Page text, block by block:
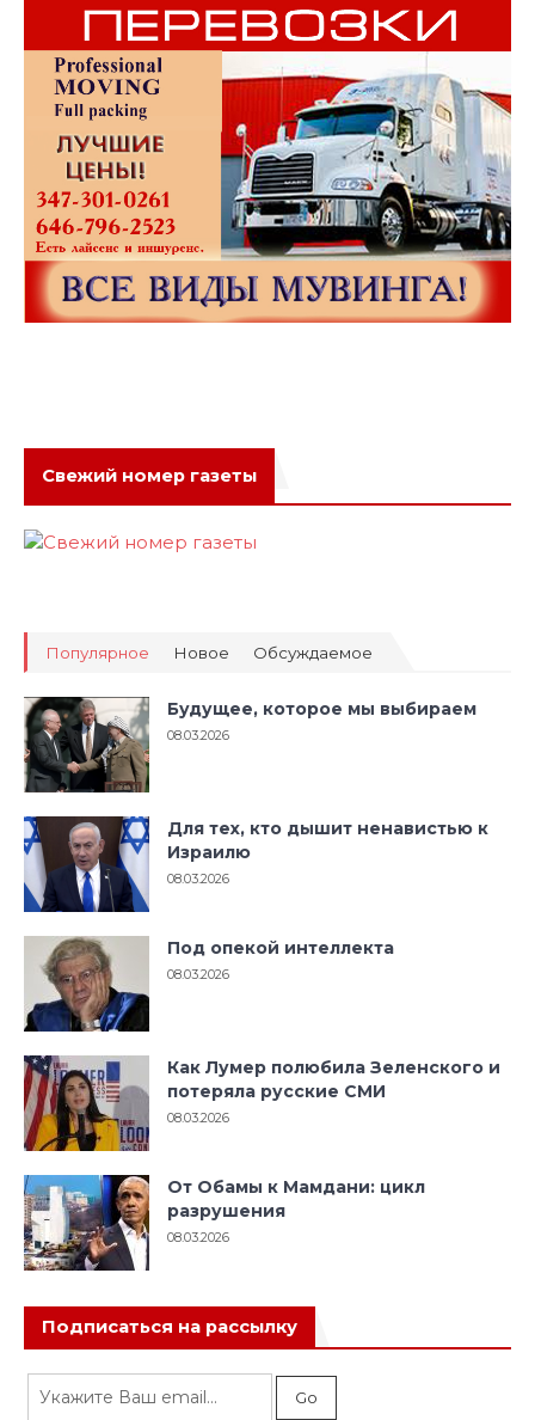
Свежий номер газеты
Популярное Новое Обсуждаемое
Будущее, которое мы выбираем
08.03.2026
Для тех, кто дышит ненавистью к
Израилю
08.03.2026
Под опекой интеллекта
08.03.2026
Как Лумер полюбила Зеленского и
потеряла русские СМИ
08.03.2026
От Обамы к Мамдани: цикл
разрушения
08.03.2026
Подписаться на рассылку